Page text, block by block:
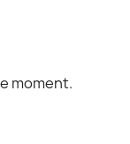
moment.